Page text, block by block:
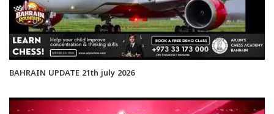
BAHRAIN UPDATE 21th july 2026